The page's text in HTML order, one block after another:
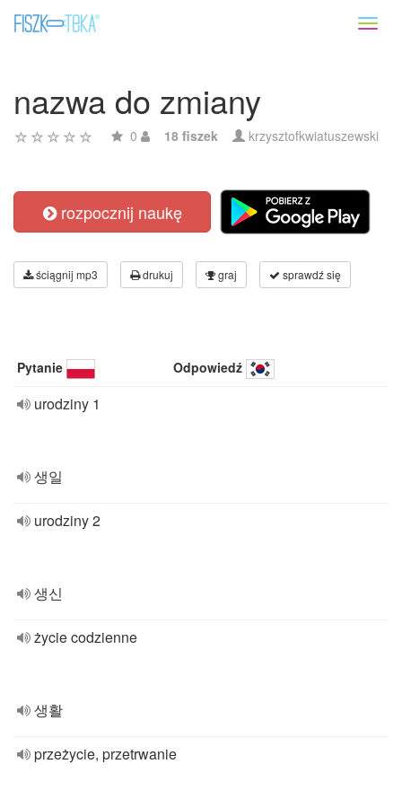
nazwa do zmiany
0 18 fiszek krzysztofkwiatuszewski
rozpocznij naukę
ściągnij mp3 drukuj graj sprawdź się
Pytanie Odpowiedź
urodziny 1
생일
urodziny 2
생신
życie codzienne
생활
przeżycie, przetrwanie